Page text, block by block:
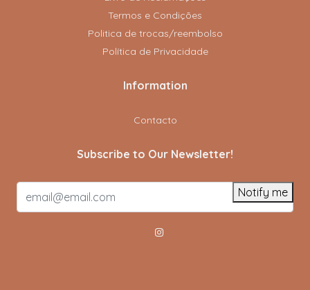
Termos e Condições
Politica de trocas/reembolso
Política de Privacidade
Information
Contacto
Subscribe to Our Newsletter!
Notify me